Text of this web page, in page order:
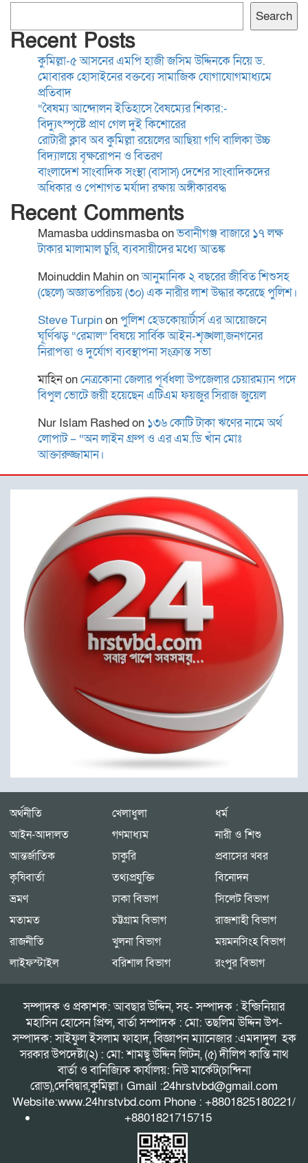
বাংলাদেশ সাংবাদিক সংস্থা
(বাসাস) দেশের সাংবাদিকদের
অধিকার ও পেশাগত মর্যাদা রক্ষায়
অঙ্গীকারবদ্ধ
ব্যাংক চেক-সংক্রান্ত মামলায়
হয়রানি রোধে আইন সংস্কারের
দাবি, সরকারের দৃষ্টি আকর্ষণ
ময়মনসিংহে কিশোরীকে ধর্ষণ ও
ভিডিও ধারণ করে
স্থানীয় সরকার নির্বাচনের তফসিল
ঘোষণা শিগগিরই: ইসি
বাগমারা থানা পরিদর্শন করলেন
রাজশাহী রেঞ্জের নবাগত
ডিআইজি আশিক সাঈদ
ময়মনসিংহে কিশোরীকে ধর্ষণ ও
ভিডিও ধারণ করে
ব্ল্যাকমেইল,গ্রেপ্তার-১
Search
Recent Posts
কুমিল্লা-৫ আসনের এমপি হাজী জসিম উদ্দিনকে নিয়ে ড.
মোবারক হোসাইনের বক্তব্যে সামাজিক যোগাযোগমাধ্যমে
প্রতিবাদ
“বৈষম্য আন্দোলন ইতিহাসে বৈষম্যের শিকার:-
বিদ্যুৎস্পৃষ্টে প্রাণ গেল দুই কিশোরের
রোটারী ক্লাব অব কুমিল্লা রয়েলের আছিয়া গণি বালিকা উচ্চ
বিদ্যালয়ে বৃক্ষরোপন ও বিতরণ
বাংলাদেশ সাংবাদিক সংস্থা (বাসাস) দেশের সাংবাদিকদের
অধিকার ও পেশাগত মর্যাদা রক্ষায় অঙ্গীকারবদ্ধ
Recent Comments
Mamasba uddinsmasbaonভবানীগঞ্জ বাজারে ১৭ লক্ষ
টাকার মালামাল চুরি, ব্যবসায়ীদের মধ্যে আতঙ্ক
Moinuddin Mahinonআনুমানিক ২ বছরের জীবিত শিশুসহ
(ছেলে) অজ্ঞাতপরিচয় (৩০) এক নারীর লাশ উদ্ধার করেছে পুলিশ।
Steve Turpinonপুলিশ হেডকোয়ার্টার্স এর আয়োজনে
ঘূর্ণিঝড় “রেমাল” বিষয়ে সার্বিক আইন-শৃঙ্খলা,জনগনের
নিরাপত্তা ও দুর্যোগ ব্যবস্থাপনা সংক্রান্ত সভা
মাহিনonনেত্রকোনা জেলার পূর্বধলা উপজেলার চেয়ারম্যান পদে
বিপুল ভোটে জয়ী হয়েছেন এটিএম ফয়জুর সিরাজ জুয়েল
Nur Islam Rashedon ১৩৬ কোটি টাকা ঋণের নামে অর্থ
লোপাট – “অন লাইন গ্রুপ ও এর এম.ডি খাঁন মোঃ
আক্তারুজ্জামান।
অর্থনীতি
আইন-আদালত
আন্তর্জাতিক
কৃষিবার্তা
খেলাধুলা
গণমাধ্যম
চাকুরি
তথ্যপ্রযুক্তি
ধর্ম
নারী ও শিশু
প্রবাসের খবর
বিনোদন
ভ্রমণ
মতামত
রাজনীতি
লাইফস্টাইল
ঢাকা বিভাগ
চট্টগ্রাম বিভাগ
খুলনা বিভাগ
বরিশাল বিভাগ
সিলেট বিভাগ
রাজশাহী বিভাগ
ময়মনসিংহ বিভাগ
রংপুর বিভাগ
সম্পাদক ও প্রকাশক: আবছার উদ্দিন, সহ- সম্পাদক : ইন্জিনিয়ার
মহাসিন হোসেন প্রিন্স, বার্তা সম্পাদক : মো: তছলিম উদ্দিন উপ-
সম্পাদক: সাইফুল ইসলাম ফাহাদ, বিজ্ঞাপন ম্যানেজার :এমদাদুল হক
সরকার উপদেষ্টা(২) : মো: শামছু উদ্দিন লিটন, (৫) দীলিপ কান্তি নাথ
বার্তা ও বানিজ্যিক কার্যালয়: নিউ মার্কেট(চান্দিনা
রোড),দেবিদ্বার,কুমিল্লা। Gmail :24hrstvbd@gmail.com
Website:www.24hrstvbd.com Phone : +8801825180221/
+8801821715715